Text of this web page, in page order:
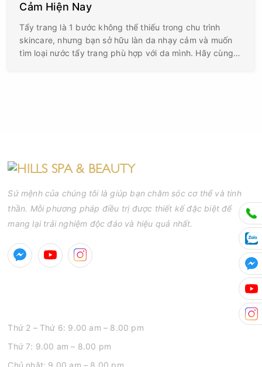
Cảm Hiện Nay
Tẩy trang là 1 bước không thể thiếu trong chu trình
skincare, nhưng bạn sở hữu làn da nhạy cảm và muốn
tìm loại nước tẩy trang phù hợp với da mình. Hãy cùng
Sứ mệnh của chúng tôi là giúp bạn chăm sóc cơ thể và tinh
thần. Mỗi phương pháp điều trị được thiết kế đặc biệt để
mang lại trải nghiệm độc đáo và hiệu quả nhất.
Thứ 2 – Thứ 6: 9.00 am – 8.00 pm
Thứ 7: 9.00 am – 8.00 pm
Chủ nhật: 9.00 am – 8.00 pm